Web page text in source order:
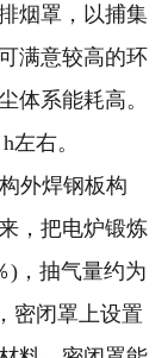
烟罩，以捕集
满意较高的环
体系能耗高。
左右。
外焊钢板构
，把电炉锻炼
)，抽气量约为
密闭罩上设置